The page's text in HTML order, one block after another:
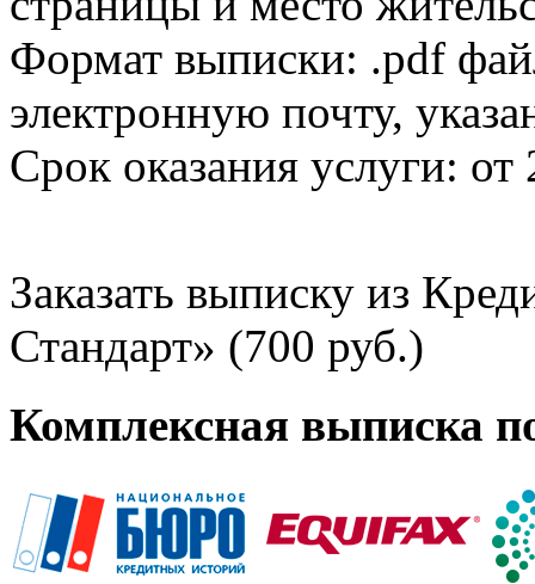
Формат выписки: .pdf
электронную почту,
Срок оказания услуги: от
Заказать выписку из
Стандарт» (700 руб.)
Комплексная выписка